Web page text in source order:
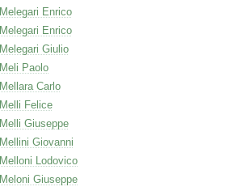
Melegari Enrico
Melegari Enrico
Melegari Giulio
Meli Paolo
Mellara Carlo
Melli Felice
Melli Giuseppe
Mellini Giovanni
Melloni Lodovico
Meloni Giuseppe